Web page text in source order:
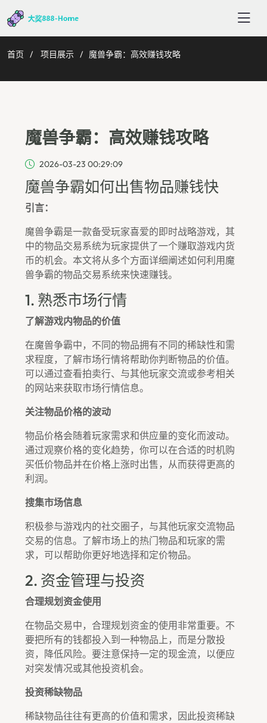
首页 项目展示 魔兽争霸：高效赚钱攻略
魔兽争霸：高效赚钱攻略
2026-03-23 00:29:09
魔兽争霸如何出售物品赚钱快
引言：
魔兽争霸是一款备受玩家喜爱的即时战略游戏，其
中的物品交易系统为玩家提供了一个赚取游戏内货
币的机会。本文将从多个方面详细阐述如何利用魔
兽争霸的物品交易系统来快速赚钱。
1. 熟悉市场行情
了解游戏内物品的价值
在魔兽争霸中，不同的物品拥有不同的稀缺性和需
求程度，了解市场行情将帮助你判断物品的价值。
可以通过查看拍卖行、与其他玩家交流或参考相关
的网站来获取市场行情信息。
关注物品价格的波动
物品价格会随着玩家需求和供应量的变化而波动。
通过观察价格的变化趋势，你可以在合适的时机购
买低价物品并在价格上涨时出售，从而获得更高的
利润。
搜集市场信息
积极参与游戏内的社交圈子，与其他玩家交流物品
交易的信息。了解市场上的热门物品和玩家的需
求，可以帮助你更好地选择和定价物品。
2. 资金管理与投资
合理规划资金使用
在物品交易中，合理规划资金的使用非常重要。不
要把所有的钱都投入到一种物品上，而是分散投
资，降低风险。要注意保持一定的现金流，以便应
对突发情况或其他投资机会。
投资稀缺物品
稀缺物品往往有更高的价值和需求，因此投资稀缺